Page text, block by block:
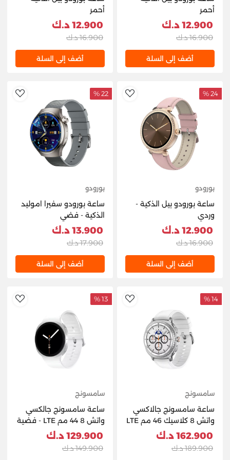
أحمر
12.900 د.ك
16.900 د.ك
أضف إلى السلة
أحمر
12.900 د.ك
16.900 د.ك
أضف إلى السلة
AddToWishlist
24 %
بورودو
ساعة بورودو بيل الذكية -
وردي
12.900 د.ك
16.900 د.ك
أضف إلى السلة
22 %
بورودو
ساعة بورودو سفيرا اموليد
الذكية - فضي
13.900 د.ك
17.900 د.ك
أضف إلى السلة
AddToWishlist
14 %
سامسونج
ساعة سامسونج جالاكسي
واتش 8 كلاسيك 46 مم LTE
- أبيض
162.900 د.ك
189.900 د.ك
13 %
سامسونج
ساعة سامسونج جالكسي
واتش 8 44 مم LTE - فضية
129.900 د.ك
149.900 د.ك